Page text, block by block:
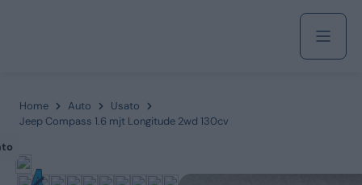
Home Auto
Usato
Jeep Compass 1.6 mjt Longitude 2wd 130cv